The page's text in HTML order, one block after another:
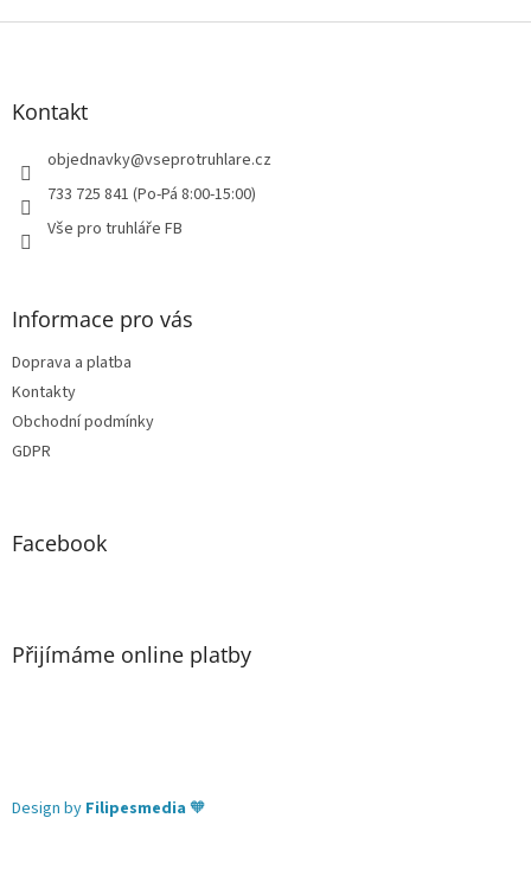
Z
Kontakt
objednavky@vseprotruhlare.cz
733 725 841 (Po-Pá 8:00-15:00)
Vše pro truhláře FB
Informace pro vás
Doprava a platba
Kontakty
Obchodní podmínky
GDPR
Facebook
Přijímáme online platby
Design by Filipesmedia 🧡